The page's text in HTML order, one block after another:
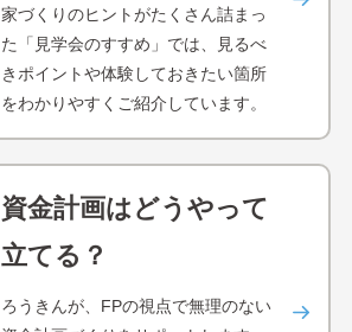
家づくりのヒントがたくさん詰まっ
た「見学会のすすめ」では、見るべ
きポイントや体験しておきたい箇所
をわかりやすくご紹介しています。
資金計画はどうやって
立てる？
ろうきんが、FPの視点で無理のない